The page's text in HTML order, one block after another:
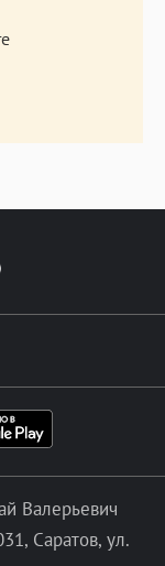
Валерьевич
Саратов, ул.